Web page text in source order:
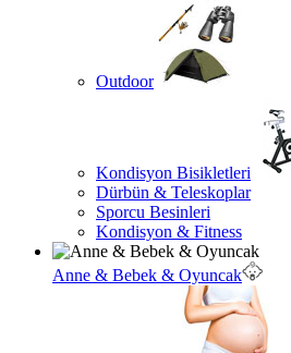
Outdoor
Kondisyon Bisikletleri
Dürbün & Teleskoplar
Sporcu Besinleri
Kondisyon & Fitness
Anne & Bebek & Oyuncak